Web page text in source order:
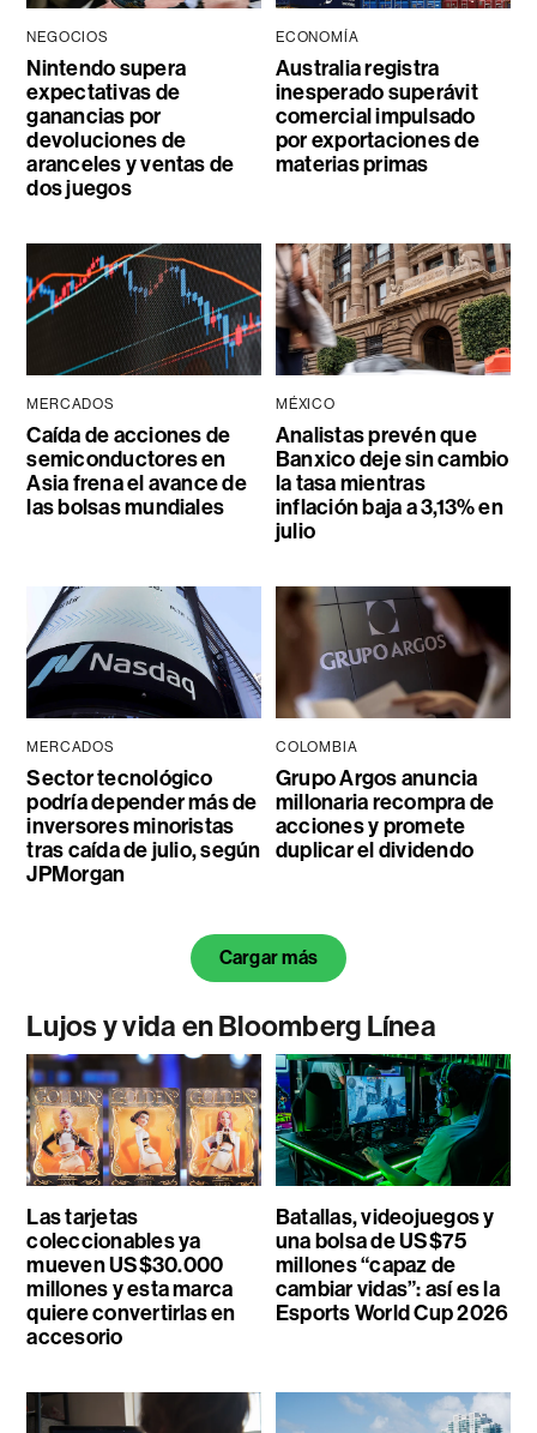
NEGOCIOS
Nintendo supera
expectativas de
ganancias por
devoluciones de
aranceles y ventas de
dos juegos
ECONOMÍA
Australia registra
inesperado superávit
comercial impulsado
por exportaciones de
materias primas
MERCADOS
Caída de acciones de
semiconductores en
Asia frena el avance de
las bolsas mundiales
MÉXICO
Analistas prevén que
Banxico deje sin cambio
la tasa mientras
inflación baja a 3,13% en
julio
MERCADOS
Sector tecnológico
podría depender más de
inversores minoristas
tras caída de julio, según
JPMorgan
COLOMBIA
Grupo Argos anuncia
millonaria recompra de
acciones y promete
duplicar el dividendo
Cargar más
Lujos y vida en Bloomberg Línea
Las tarjetas
coleccionables ya
mueven US$30.000
millones y esta marca
quiere convertirlas en
accesorio
Batallas, videojuegos y
una bolsa de US$75
millones “capaz de
cambiar vidas”: así es la
Esports World Cup 2026